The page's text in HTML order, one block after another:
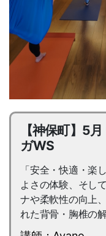
【神保町】5
ガWS
「安全・快適・楽
よさの体験、そし
ナや柔軟性の向上
れた背骨・胸椎の